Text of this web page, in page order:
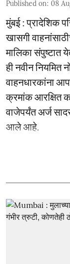
Published on: 08
मुंबई : प्रादेशिक
खासगी
मालिका
ही नवीन नियमित
वाहनधारकांना
क्रमांक आरक्षित
वाजेपर्यंत अर्ज
आले आहे.